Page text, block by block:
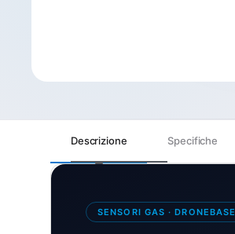
Descrizione Specifiche
SENSORI GAS · DRONEBASE